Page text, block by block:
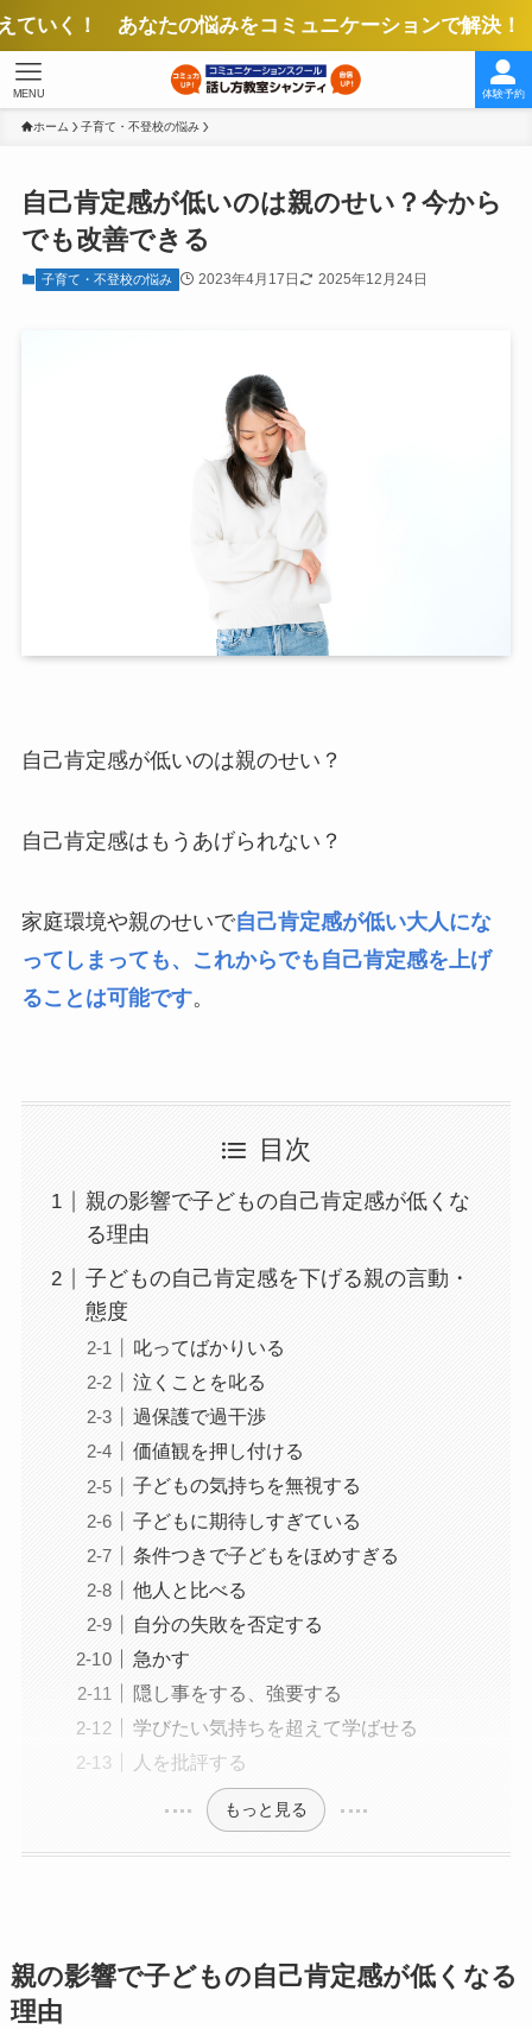
なたの悩みをコミュニケーションで解決！ より良い
体験予約
MENU
ホーム 子育て・不登校の悩み
自己肯定感が低いのは親のせい？今から
でも改善できる
子育て・不登校の悩み 2023年4月17日 2025年12月24日
自己肯定感が低いのは親のせい？
自己肯定感はもうあげられない？
家庭環境や親のせいで自己肯定感が低い大人にな
ってしまっても、これからでも自己肯定感を上げ
ることは可能です。
目次
親の影響で子どもの自己肯定感が低くな
る理由
子どもの自己肯定感を下げる親の言動・
態度
叱ってばかりいる
泣くことを叱る
過保護で過干渉
価値観を押し付ける
子どもの気持ちを無視する
子どもに期待しすぎている
条件つきで子どもをほめすぎる
他人と比べる
自分の失敗を否定する
急かす
隠し事をする、強要する
学びたい気持ちを超えて学ばせる
人を批評する
もっと見る
親の影響で子どもの自己肯定感が低くなる
理由